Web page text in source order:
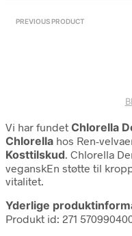
PREVIOUS PRODUCT
Vi har fundet Chlorella
Chlorella hos Ren-
Kosttilskud. Chlorella
veganskEn støtte til
vitalitet.
Yderlige
Produkt id: 271